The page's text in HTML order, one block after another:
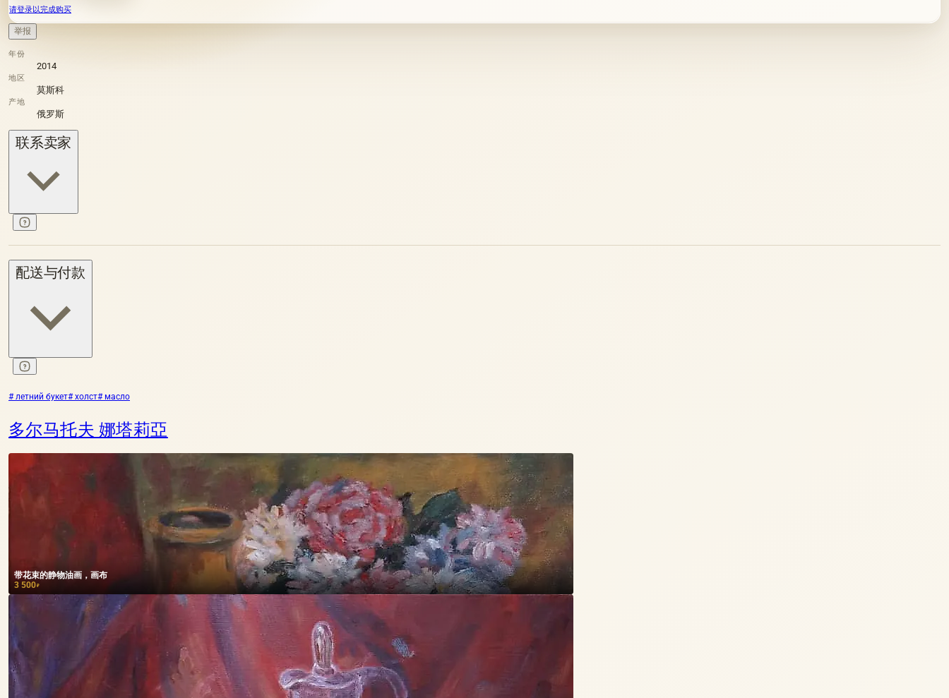
请登录以完成购买
举报
年份
2014
地区
莫斯科
产地
俄罗斯
联系卖家
配送与付款
# летний букет# холст# масло
多尔马托夫 娜塔莉亞
带花束的静物油画，画布
3 500₽